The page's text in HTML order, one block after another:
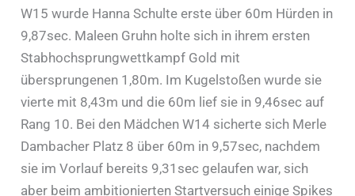
W15 wurde Hanna Schulte erste über 60m Hürden in
9,87sec. Maleen Gruhn holte sich in ihrem ersten
Stabhochsprungwettkampf Gold mit
übersprungenen 1,80m. Im Kugelstoßen wurde sie
vierte mit 8,43m und die 60m lief sie in 9,46sec auf
Rang 10. Bei den Mädchen W14 sicherte sich Merle
Dambacher Platz 8 über 60m in 9,57sec, nachdem
sie im Vorlauf bereits 9,31sec gelaufen war, sich
aber beim ambitionierten Startversuch einige Spikes